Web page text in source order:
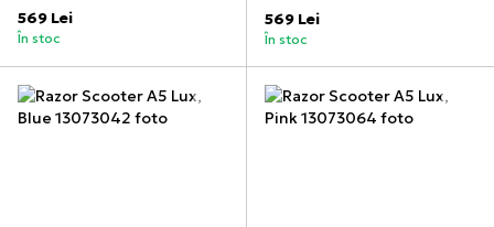
569 Lei
În stoc
569 Lei
În stoc